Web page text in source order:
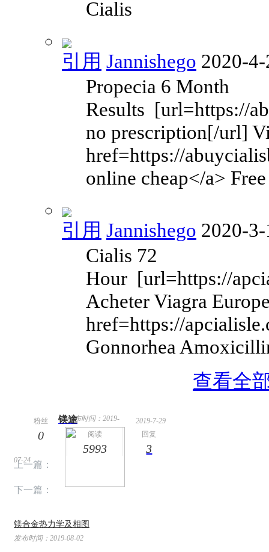
Cialis
引用 Jannishego 2020-
Propecia 6 Month
Results [url=https://
no prescription[/url]
href=https://
online cheap</a>
引用 Jannishego 2020-
Cialis 72
Hour [url=https://
Acheter Viagra
href=https://
Gonnorhea
查看全
2019-7-29
14:09
镁途
粉丝
0 阅读
5993
回复
3
上一篇：
发布时间：2019-
07-24
下一篇：
镁合金热力学及相图
发布时间：2019-08-02